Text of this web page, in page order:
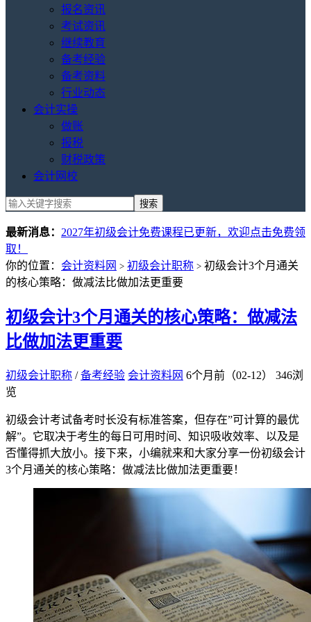
报名资讯
考试资讯
继续教育
备考经验
备考资料
行业动态
会计实操
做账
报税
财税政策
会计网校
最新消息： 2027年初级会计免费课程已更新，欢迎点击免费领
取！
你的位置： 会计资料网 > 初级会计职称 > 初级会计3个月通关
的核心策略：做减法比做加法更重要
初级会计3个月通关的核心策略：做减法
比做加法更重要
初级会计职称 /备考经验 会计资料网 6个月前（02-12）
346浏
览
初级会计考试备考时长没有标准答案，但存在”可计算的最优
解”。它取决于考生的每日可用时间、知识吸收效率、以及是
否懂得抓大放小。接下来，小编就来和大家分享一份初级会计
3个月通关的核心策略：做减法比做加法更重要！